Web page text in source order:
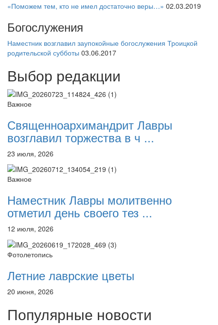
«Поможем тем, кто не имел достаточно веры…» 02.03.2019
Богослужения
Наместник возглавил заупокойные богослужения Троицкой
родительской субботы 03.06.2017
Выбор редакции
Важное
Священноархимандрит Лавры
возглавил торжества в ч ...
23 июля, 2026
Важное
Наместник Лавры молитвенно
отметил день своего тез ...
12 июля, 2026
Фотолетопись
Летние лаврские цветы
20 июня, 2026
Популярные новости